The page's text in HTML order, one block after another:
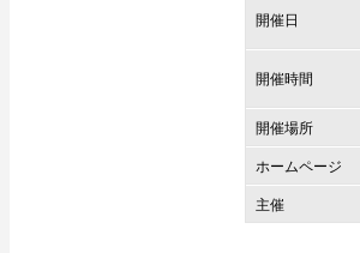
開催日
開催時間
開催場所
ホームページ
主催